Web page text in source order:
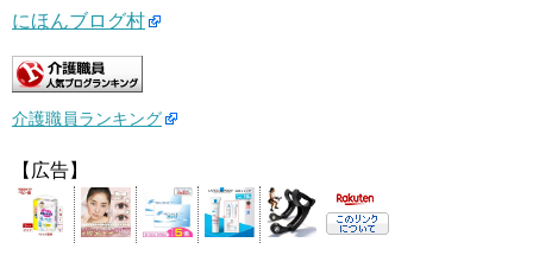
にほんブログ村
介護職員ランキング
【広告】